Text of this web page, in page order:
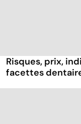
Risques, prix,
facettes